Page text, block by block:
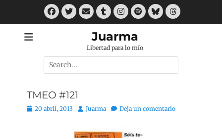
Facebook
TwitterCorreo
electrónico
TumblrInstagram
Spotify
BlueskyThreads
Juarma
Libertad para lo mío
Buscar
por:
TMEO #121
Publicado
20 abril, 2013 AutorJuarma Deja un comentario